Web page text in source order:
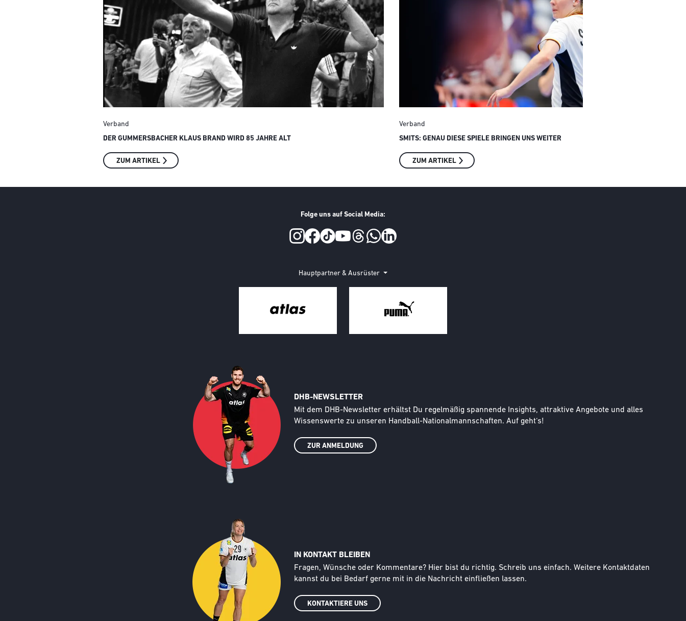
Verband
DER GUMMERSBACHER KLAUS BRAND WIRD 85 JAHRE ALT
ZUM ARTIKEL
Verband
SMITS: GENAU DIESE SPIELE BRINGEN UNS WEITER
ZUM ARTIKEL
Folge uns auf Social Media:
Hauptpartner & Ausrüster
DHB-NEWSLETTER
Text
Mit dem DHB-Newsletter erhältst Du regelmäßig spannende Insights, attraktive Angebote und alles
Wissenswerte zu unseren Handball-Nationalmannschaften. Auf geht‘s!
ZUR ANMELDUNG
IN KONTAKT BLEIBEN
Text
Fragen, Wünsche oder Kommentare? Hier bist du richtig. Schreib uns einfach. Weitere Kontaktdaten
kannst du bei Bedarf gerne mit in die Nachricht einfließen lassen.
KONTAKTIERE UNS